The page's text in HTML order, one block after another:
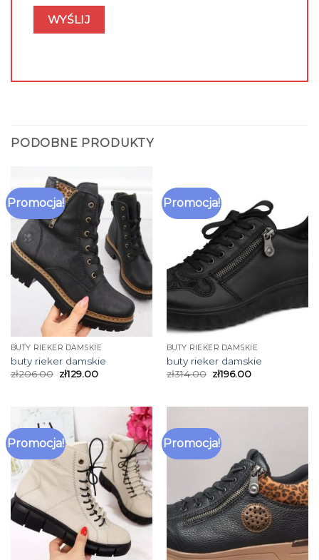
PODOBNE PRODUKTY
Promocja!
BUTY RIEKER DAMSKIE
buty rieker damskie
zł206.00 zł129.00
Promocja!
BUTY RIEKER DAMSKIE
buty rieker damskie
zł314.00 zł196.00
Promocja! Promocja!